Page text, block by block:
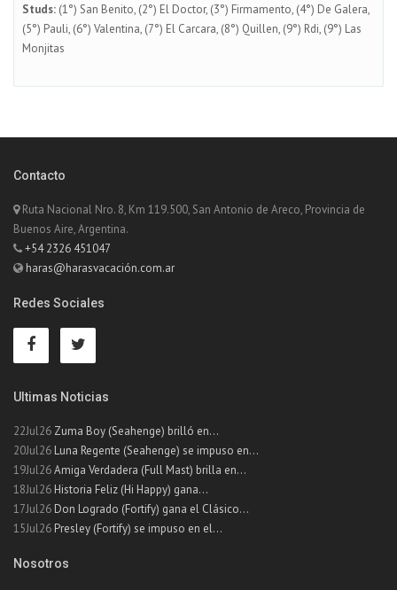
Studs: (1°) San Benito, (2°) El Doctor, (3°) Firmamento, (4°) De Galera,
(5°) Pauli, (6°) Valentina, (7°) El Carcara, (8°) Quillen, (9°) Rdi, (9°) Las
Monjitas
Contacto
Ruta Nacional Nro. 8, Km 119.500, San Antonio de Areco, Provincia de
Buenos Aire, Argentina.
+54 2326 451047
haras@harasvacación.com.ar
Redes Sociales
Ultimas Noticias
22Jul26 Zuma Boy (Seahenge) brilló en...
20Jul26 Luna Regente (Seahenge) se impuso en...
19Jul26Amiga Verdadera (Full Mast) brilla en...
18Jul26 Historia Feliz (Hi Happy) gana...
17Jul26 Don Logrado (Fortify) gana el Clásico...
15Jul26 Presley (Fortify) se impuso en el...
Nosotros